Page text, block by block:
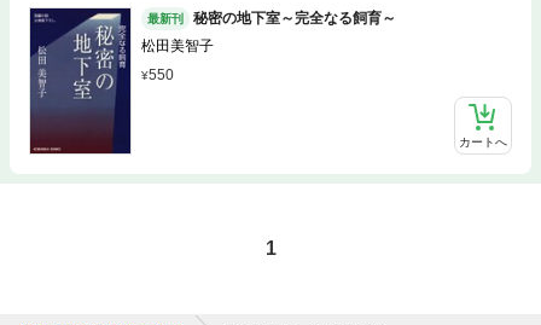
最新刊
秘密の地下室～完全なる飼育～
松田美智子
550
カートへ
1